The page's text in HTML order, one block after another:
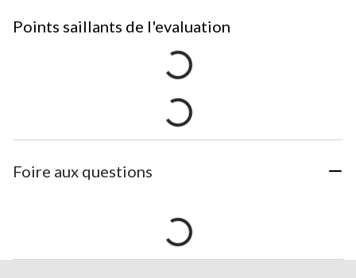
Points saillants de l'evaluation
Foire aux questions